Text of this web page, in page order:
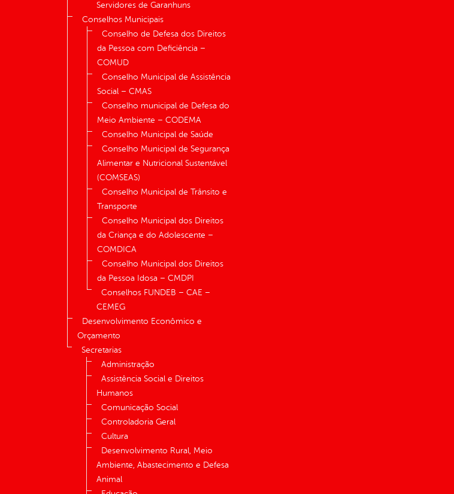
Servidores de Garanhuns
Conselhos Municipais
Conselho de Defesa dos Direitos
da Pessoa com Deficiência –
COMUD
Conselho Municipal de Assistência
Social – CMAS
Conselho municipal de Defesa do
Meio Ambiente – CODEMA
Conselho Municipal de Saúde
Conselho Municipal de Segurança
Alimentar e Nutricional Sustentável
(COMSEAS)
Conselho Municipal de Trânsito e
Transporte
Conselho Municipal dos Direitos
da Criança e do Adolescente –
COMDICA
Conselho Municipal dos Direitos
da Pessoa Idosa – CMDPI
Conselhos FUNDEB – CAE –
CEMEG
Desenvolvimento Econômico e
Orçamento
Secretarias
Administração
Assistência Social e Direitos
Humanos
Comunicação Social
Controladoria Geral
Cultura
Desenvolvimento Rural, Meio
Ambiente, Abastecimento e Defesa
Animal